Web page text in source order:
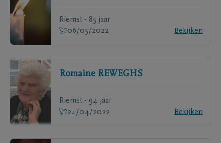
Riemst - 85 jaar
06/05/2022
Bekijken
Romaine REWEGHS
Riemst - 94 jaar
24/04/2022
Bekijken